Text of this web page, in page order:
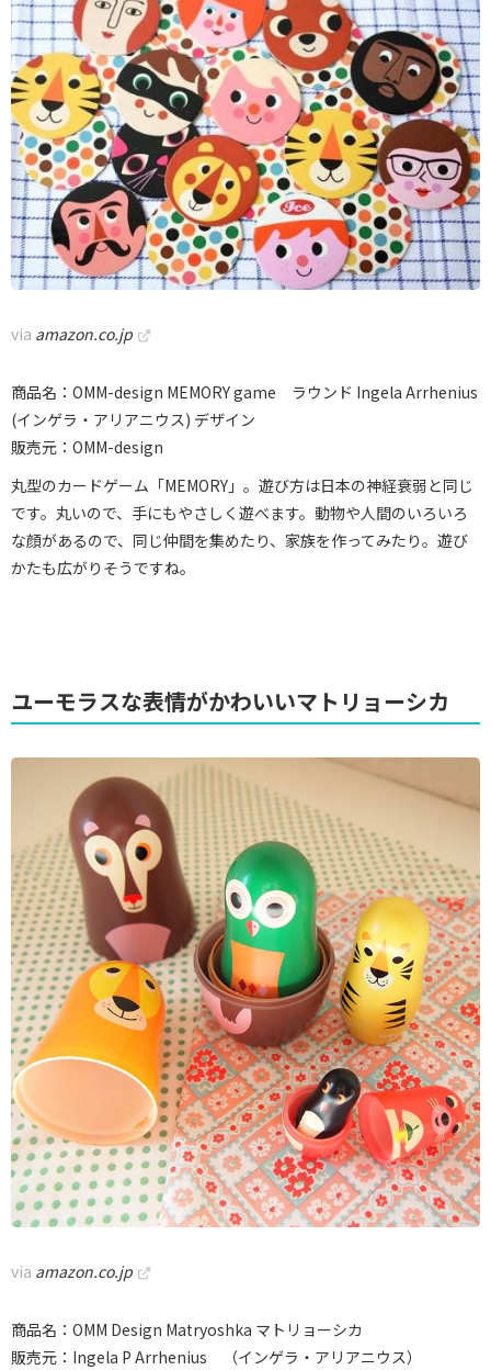
via amazon.co.jp
商品名：OMM-design MEMORY game ラウンド Ingela Arrhenius
(インゲラ・アリアニウス) デザイン
販売元：OMM-design
丸型のカードゲーム「MEMORY」。遊び方は日本の神経衰弱と同じ
です。丸いので、手にもやさしく遊べます。動物や人間のいろいろ
な顔があるので、同じ仲間を集めたり、家族を作ってみたり。遊び
かたも広がりそうですね。
ユーモラスな表情がかわいいマトリョーシカ
via amazon.co.jp
商品名：OMM Design Matryoshka マトリョーシカ
販売元：Ingela P Arrhenius （インゲラ・アリアニウス）